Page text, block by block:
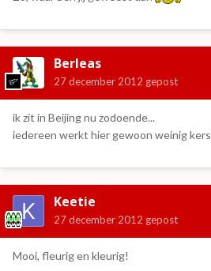
Berleas
27 december 2012 gepost
ik zit in Beijing nu zodoende...
iedereen werkt hier gewoon weinig
Keetie
27 december 2012 gepost
Mooi, fleurig en kleurig!